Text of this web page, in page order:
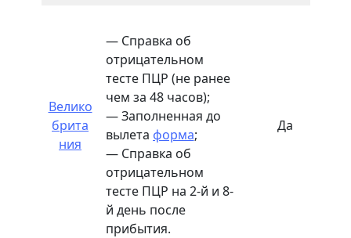
Велико
брита
ния
— Справка об
отрицательном
тесте ПЦР (не ранее
чем за 48 часов);
— Заполненная до
вылета форма;
— Справка об
отрицательном
тесте ПЦР на 2-й и 8-
й день после
прибытия.
Да